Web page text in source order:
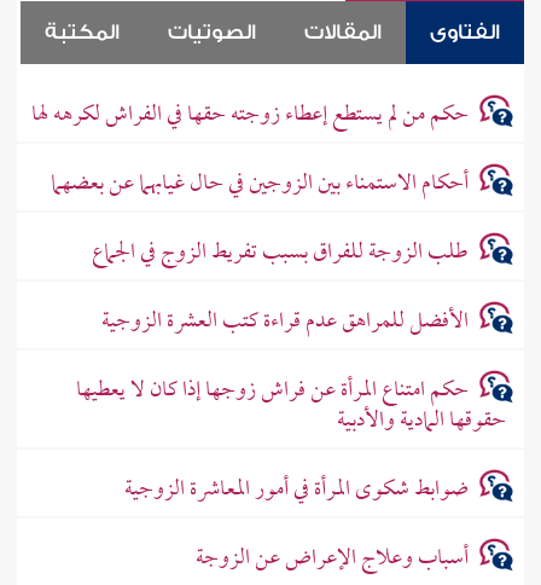
الفتاوى المقالات الصوتيات المكتبة
حكم من لم يستطع إعطاء زوجته حقها في الفراش لكرهه لها
أحكام الاستمناء بين الزوجين في حال غيابهما عن بعضهما
طلب الزوجة للفراق بسبب تفريط الزوج في الجماع
الأفضل للمراهق عدم قراءة كتب العشرة الزوجية
حكم امتناع المرأة عن فراش زوجها إذا كان لا يعطيها
حقوقها المادية والأدبية
ضوابط شكوى المرأة في أمور المعاشرة الزوجية
أسباب وعلاج الإعراض عن الزوجة